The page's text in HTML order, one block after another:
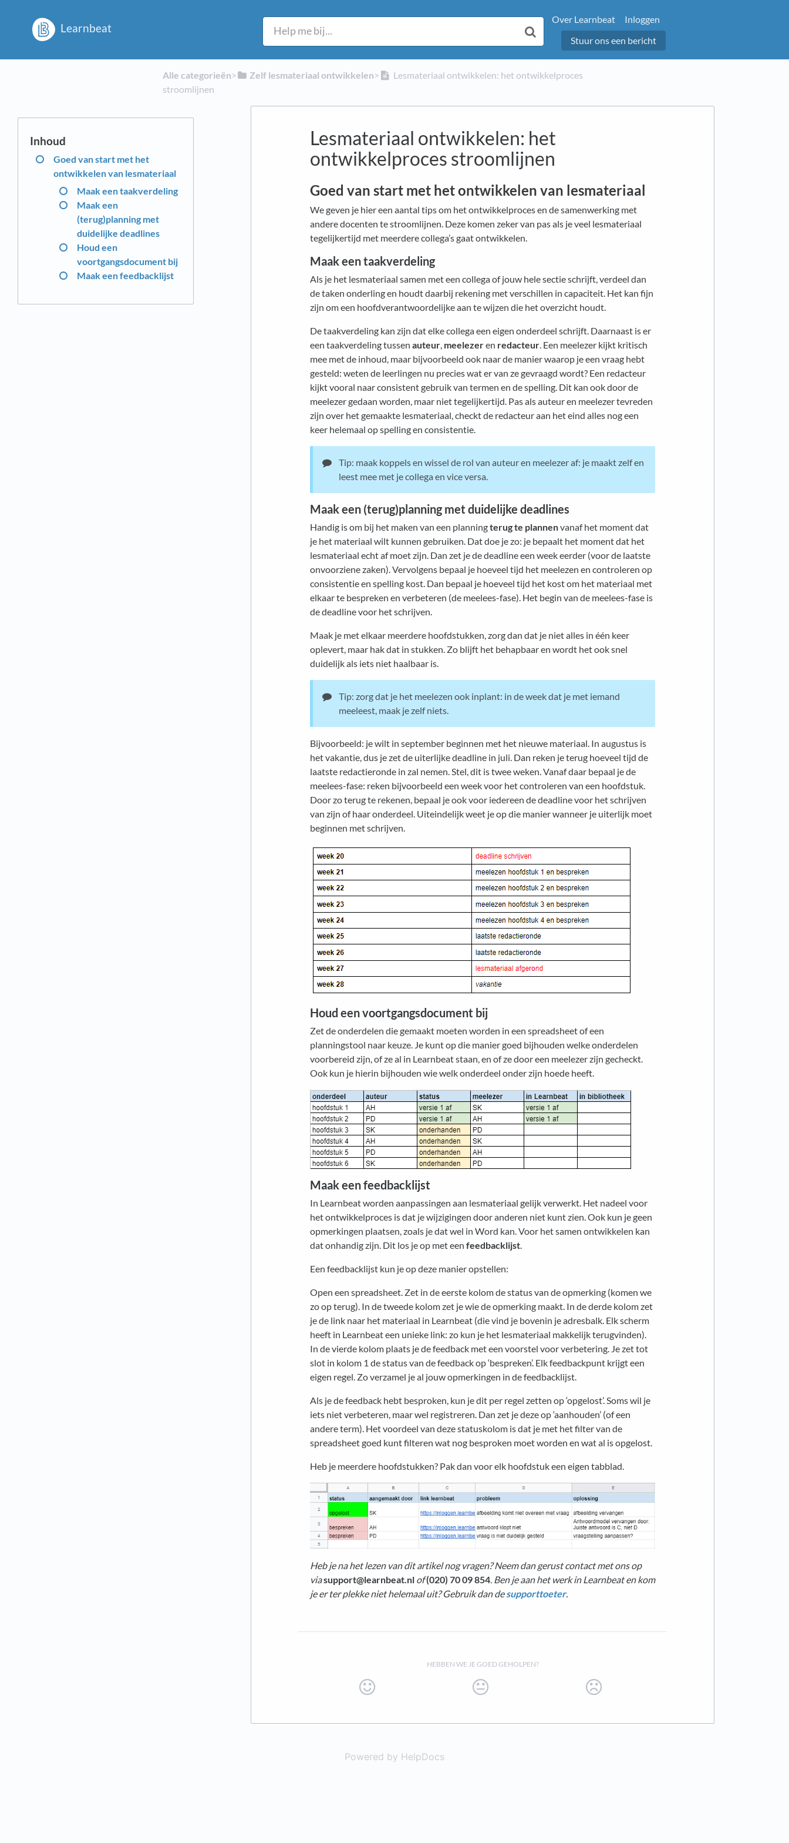
Learnbeat
Over Learnbeat
Inloggen
Stuur ons een bericht
Alle categorieën​>​ ​Zelf lesmateriaal ontwikkelen​>​
Lesmateriaal ontwikkelen: het ontwikkelproces
stroomlijnen
Lesmateriaal ontwikkelen: het
ontwikkelproces stroomlijnen
Goed van start met het
ontwikkelen van lesmateriaal
Maak een taakverdeling
Maak een
(terug)planning met
duidelijke deadlines
Houd een
voortgangsdocument bij
Maak een feedbacklijst
Goed van start met het ontwikkelen van lesmateriaal
We geven je hier een aantal tips om het ontwikkelproces en de samenwerking met
andere docenten te stroomlijnen. Deze komen zeker van pas als je veel lesmateriaal
tegelijkertijd met meerdere collega’s gaat ontwikkelen.
Maak een taakverdeling
Als je het lesmateriaal samen met een collega of jouw hele sectie schrijft, verdeel dan
de taken onderling en houdt daarbij rekening met verschillen in capaciteit. Het kan fijn
zijn om een hoofdverantwoordelijke aan te wijzen die het overzicht houdt.
De taakverdeling kan zijn dat elke collega een eigen onderdeel schrijft. Daarnaast is er
een taakverdeling tussen auteur, meelezeren redacteur. Een meelezer kijkt kritisch
mee met de inhoud, maar bijvoorbeeld ook naar de manier waarop je een vraag hebt
gesteld: weten de leerlingen nu precies wat er van ze gevraagd wordt? Een redacteur
kijkt vooral naar consistent gebruik van termen en de spelling. Dit kan ook door de
meelezer gedaan worden, maar niet tegelijkertijd. Pas als auteur en meelezer tevreden
zijn over het gemaakte lesmateriaal, checkt de redacteur aan het eind alles nog een
keer helemaal op spelling en consistentie.
Tip: maak koppels en wissel de rol van auteur en meelezer af: je maakt zelf en
leest mee met je collega en vice versa.
Maak een (terug)planning met duidelijke deadlines
Handig is om bij het maken van een planningterug te plannenvanaf het moment dat
je het materiaal wilt kunnen gebruiken. Dat doe je zo: je bepaalt het moment dat het
lesmateriaal echt af moet zijn. Dan zet je de deadline een week eerder (voor de laatste
onvoorziene zaken). Vervolgens bepaal je hoeveel tijd het meelezen en controleren op
consistentie en spelling kost. Dan bepaal je hoeveel tijd het kost om het materiaal met
elkaar te bespreken en verbeteren (de meelees-fase). Het begin van de meelees-fase is
de deadline voor het schrijven.
Maak je met elkaar meerdere hoofdstukken, zorg dan dat je niet alles in één keer
oplevert, maar hak dat in stukken. Zo blijft het behapbaar en wordt het ook snel
duidelijk als iets niet haalbaar is.
Tip: zorg dat je het meelezen ook inplant: in de week dat je met iemand
meeleest, maak je zelf niets.
Bijvoorbeeld: je wilt in september beginnen met het nieuwe materiaal. In augustus is
het vakantie, dus je zet de uiterlijke deadline in juli. Dan reken je terug hoeveel tijd de
laatste redactieronde in zal nemen. Stel, dit is twee weken. Vanaf daar bepaal je de
meelees-fase: reken bijvoorbeeld een week voor het controleren van een hoofdstuk.
Door zo terug te rekenen, bepaal je ook voor iedereen de deadline voor het schrijven
van zijn of haar onderdeel. Uiteindelijk weet je op die manier wanneer je uiterlijk moet
beginnen met schrijven.
Houd een voortgangsdocument bij
Zet de onderdelen die gemaakt moeten worden in een spreadsheet of een
planningstool naar keuze. Je kunt op die manier goed bijhouden welke onderdelen
voorbereid zijn, of ze al in Learnbeat staan, en of ze door een meelezer zijn gecheckt.
Ook kun je hierin bijhouden wie welk onderdeel onder zijn hoede heeft.
Maak een feedbacklijst
In Learnbeat worden aanpassingen aan lesmateriaal gelijk verwerkt. Het nadeel voor
het ontwikkelproces is dat je wijzigingen door anderen niet kunt zien. Ook kun je geen
opmerkingen plaatsen, zoals je dat wel in Word kan. Voor het samen ontwikkelen kan
dat onhandig zijn. Dit los je op met een feedbacklijst.
Een feedbacklijst kun je op deze manier opstellen:
Open een spreadsheet. Zet in de eerste kolom de status van de opmerking (komen we
zo op terug). In de tweede kolom zet je wie de opmerking maakt. In de derde kolom zet
je de link naar het materiaal in Learnbeat (die vind je bovenin je adresbalk. Elk scherm
heeft in Learnbeat een unieke link: zo kun je het lesmateriaal makkelijk terugvinden).
In de vierde kolom plaats je de feedback met een voorstel voor verbetering. Je zet tot
slot in kolom 1 de status van de feedback op ‘bespreken’. Elk feedbackpunt krijgt een
eigen regel. Zo verzamel je al jouw opmerkingen in de feedbacklijst.
Als je de feedback hebt besproken, kun je dit per regel zetten op ‘opgelost’. Soms wil je
iets niet verbeteren, maar wel registreren. Dan zet je deze op ‘aanhouden’ (of een
andere term). Het voordeel van deze statuskolom is dat je met het filter van de
spreadsheet goed kunt filteren wat nog besproken moet worden en wat al is opgelost.
Heb je meerdere hoofdstukken? Pak dan voor elk hoofdstuk een eigen tabblad.
Heb je na het lezen van dit artikel nog vragen? Neem dan gerust contact met ons op
viasupport@learnbeat.nl of(020) 70 09 854. Ben je aan het werk in Learnbeat en kom
je er ter plekke niet helemaal uit? Gebruik dan de supporttoeter.
HEBBEN WE JE GOED GEHOLPEN?
Powered by HelpDocs